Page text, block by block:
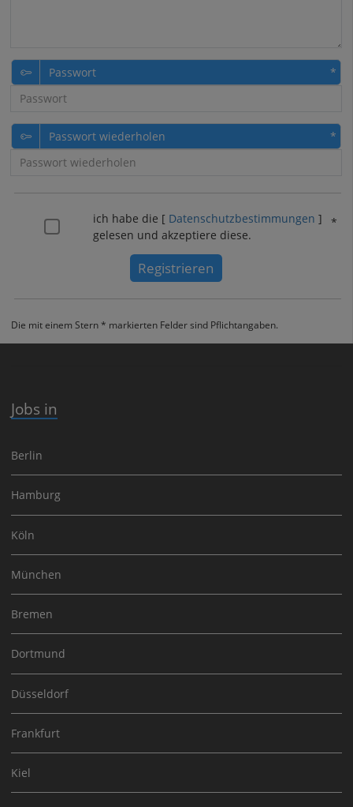
Passwort
Passwort wiederholen
ich habe die [ Datenschutzbestimmungen ]
gelesen und akzeptiere diese.
Registrieren
Die mit einem Stern * markierten Felder sind Pflichtangaben.
Jobs in
Berlin
Hamburg
Köln
München
Bremen
Dortmund
Düsseldorf
Frankfurt
Kiel